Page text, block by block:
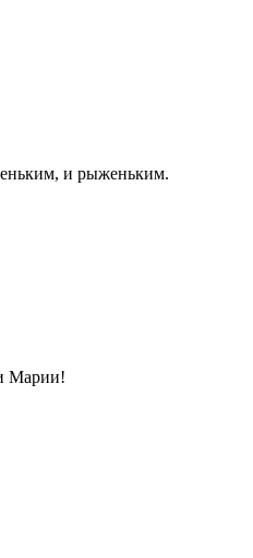
и рыженьким.
Марии!